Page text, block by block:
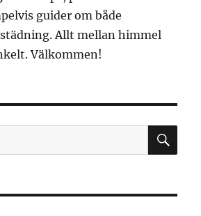
guider om både
Allt mellan himmel
Välkommen!